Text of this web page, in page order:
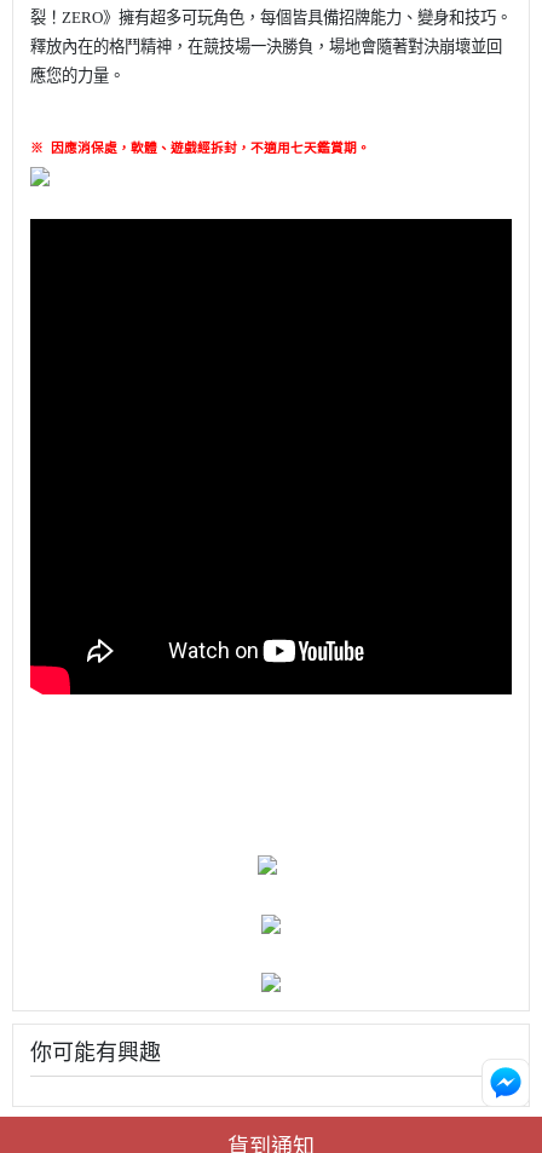
裂！ZERO》擁有超多可玩角色，每個皆具備招牌能力、變身和技巧。
釋放內在的格鬥精神，在競技場一決勝負，場地會隨著對決崩壞並回
應您的力量。
※ 因應消保處，軟體、遊戲經拆封，不適用七天鑑賞期 。
你可能有興趣
貨到通知